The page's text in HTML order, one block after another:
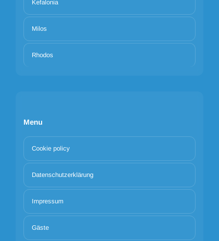
Kefalonia
Milos
Rhodos
Menu
Cookie policy
Datenschutzerklärung
Impressum
Gäste